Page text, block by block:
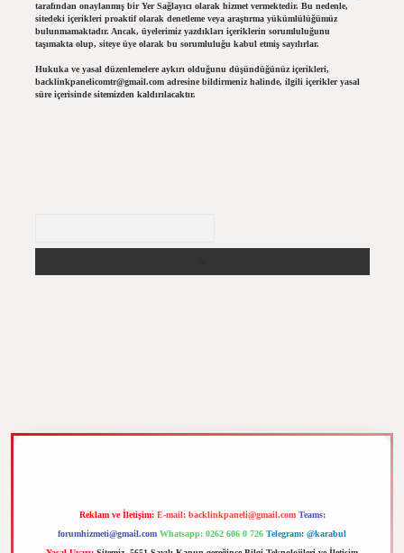
tarafından onaylanmış bir Yer Sağlayıcı olarak hizmet vermektedir. Bu nedenle,
sitedeki içerikleri proaktif olarak denetleme veya araştırma yükümlülüğümüz
bulunmamaktadır. Ancak, üyelerimiz yazdıkları içeriklerin sorumluluğunu
taşımakta olup, siteye üye olarak bu sorumluluğu kabul etmiş sayılırlar.
Hukuka ve yasal düzenlemelere aykırı olduğunu düşündüğünüz içerikleri,
backlinkpanelicomtr@gmail.comadresine bildirmeniz halinde, ilgili içerikler yasal
süre içerisinde sitemizden kaldırılacaktır.
Reklam ve İletişim: E-mail: backlinkpaneli@gmail.com Teams:
forumhizmeti@gmail.com Whatsapp: 0262 606 0 726 Telegram: @karabul